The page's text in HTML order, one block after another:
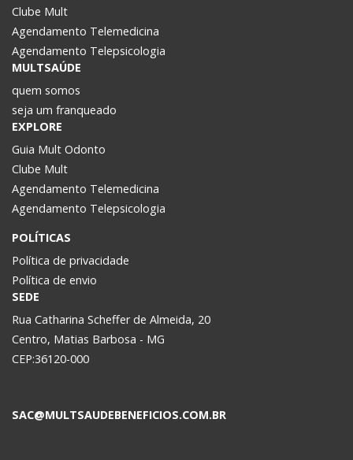
Clube Mult
Agendamento Telemedicina
Agendamento Telepsicologia
MULTSAÚDE
quem somos
seja um franqueado
EXPLORE
Guia Mult Odonto
Clube Mult
Agendamento Telemedicina
Agendamento Telepsicologia
POLÍTICAS
Política de privacidade
Política de envio
SEDE
Rua Catharina Scheffer de Almeida, 20
Centro, Matias Barbosa - MG
CEP:36120-000
SAC@MULTSAUDEBENEFICIOS.COM.BR